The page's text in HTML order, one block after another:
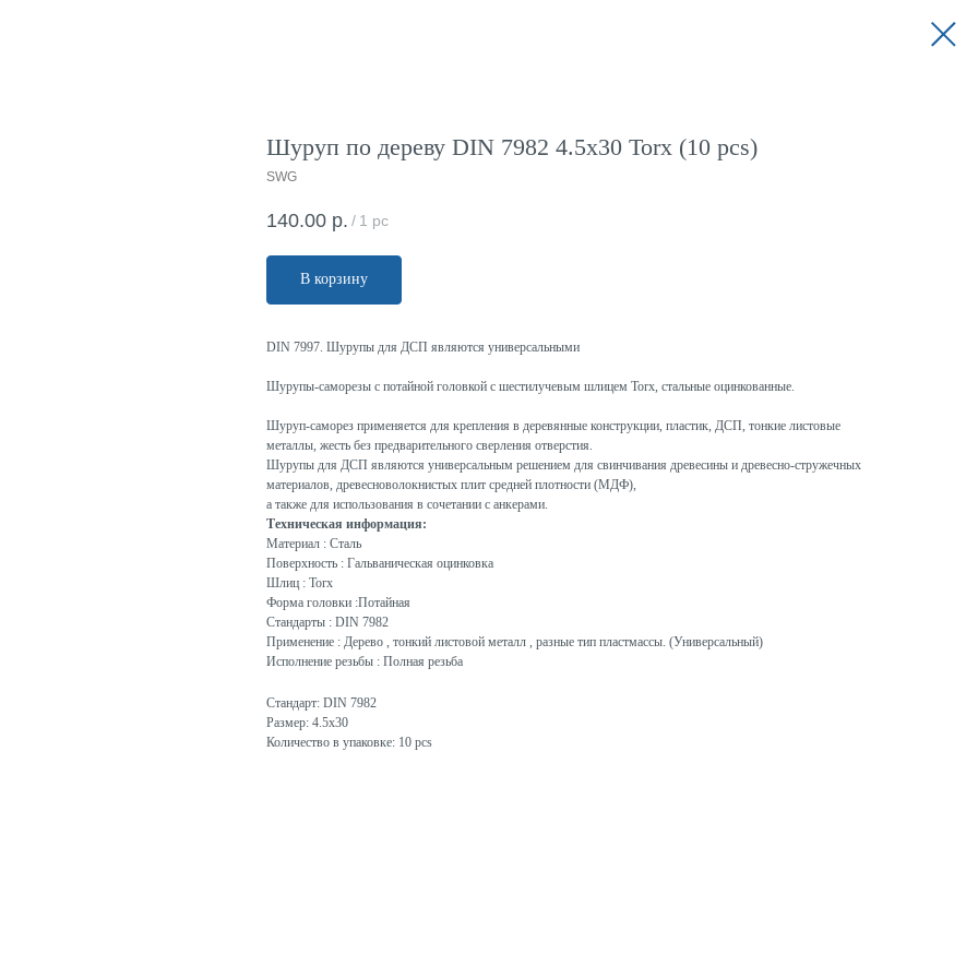
Шуруп по дереву DIN 7982 4.5x30 Torx (10 pcs)
SWG
140.00 р. / 1 pc
В корзину
DIN 7997. Шурупы для ДСП являются универсальными
Шурупы-саморезы с потайной головкой с шестилучевым шлицем Torx, стальные оцинкованные.
Шуруп-саморез применяется для крепления в деревянные конструкции, пластик, ДСП, тонкие листовые
металлы, жесть без предварительного сверления отверстия.
Шурупы для ДСП являются универсальным решением для свинчивания древесины и древесно-стружечных
материалов, древесноволокнистых плит средней плотности (МДФ),
а также для использования в сочетании с анкерами.
Техническая информация:
Материал : Сталь
Поверхность : Гальваническая оцинковка
Шлиц : Torx
Форма головки :Потайная
Стандарты : DIN 7982
Применение : Дерево , тонкий листовой металл , разные тип пластмассы. (Универсальный)
Исполнение резьбы : Полная резьба
Стандарт: DIN 7982
Размер: 4.5x30
Количество в упаковке: 10 pcs